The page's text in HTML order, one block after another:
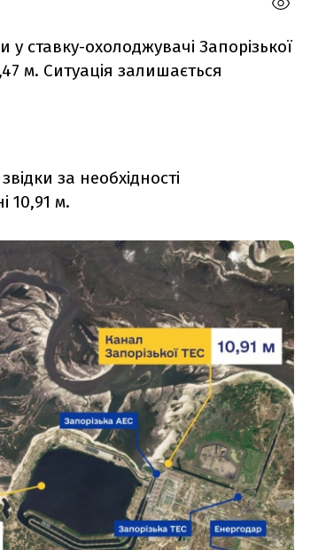
ставку-охолоджувачі Запорізької
м. Ситуація залишається
за необхідності
10,91 м.